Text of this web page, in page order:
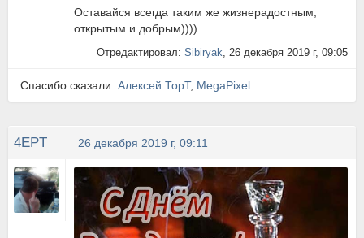
Оставайся всегда таким же жизнерадостным,
открытым и добрым))))
Отредактировал: Sibiryak, 26 декабря 2019 г, 09:05
Спасибо сказали: Алексей ТорТ, MegaPixel
4EPT 26 декабря 2019 г, 09:11